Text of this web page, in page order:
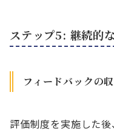
ステップ5: 継続的
フィードバックの
評価制度を実施した